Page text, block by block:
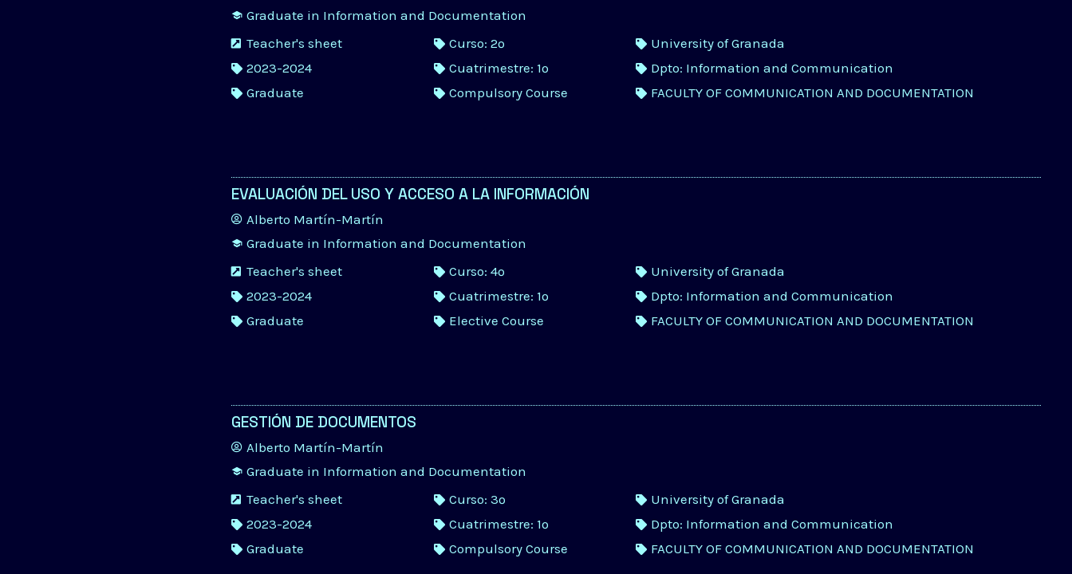
Graduate in Information and Documentation
Teacher's sheet
2023-2024
Graduate
Curso: 2º
Cuatrimestre: 1º
Compulsory Course
University of Granada
Dpto: Information and Communication
FACULTY OF COMMUNICATION AND DOCUMENTATION
EVALUACIÓN DEL USO Y ACCESO A LA INFORMACIÓN
Alberto Martín-Martín
Graduate in Information and Documentation
Teacher's sheet
2023-2024
Graduate
Curso: 4º
Cuatrimestre: 1º
Elective Course
University of Granada
Dpto: Information and Communication
FACULTY OF COMMUNICATION AND DOCUMENTATION
GESTIÓN DE DOCUMENTOS
Alberto Martín-Martín
Graduate in Information and Documentation
Teacher's sheet
2023-2024
Graduate
Curso: 3º
Cuatrimestre: 1º
Compulsory Course
University of Granada
Dpto: Information and Communication
FACULTY OF COMMUNICATION AND DOCUMENTATION